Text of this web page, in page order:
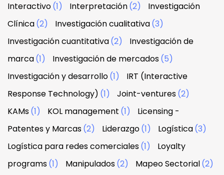
Interactivo(1) Interpretación(2)
Investigación
Clínica(2) Investigación cualitativa(3)
Investigación cuantitativa(2)
Investigación de
marca(1) Investigación de mercados(5)
Investigación y desarrollo(1)
IRT (Interactive
Response Technology) (1) Joint-ventures(2)
KAMs(1) KOL management (1)
Licensing -
Patentes y Marcas(2) Liderazgo(1) Logística(3)
Logística para redes comerciales(1)
Loyalty
programs(1) Manipulados(2) Mapeo Sectorial(2)